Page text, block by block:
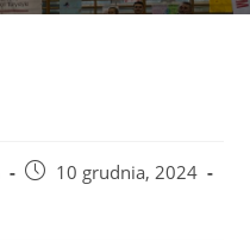
Post10 grudnia, 2024